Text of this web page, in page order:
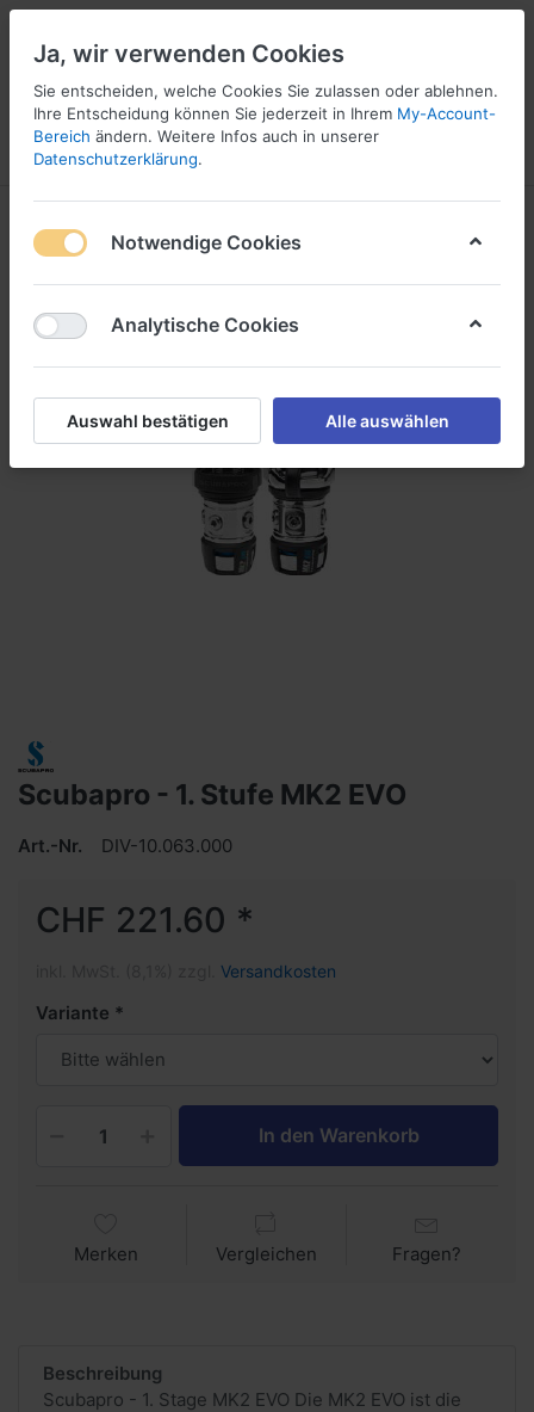
Menü Anmelden
16
Scubapro - 1. Stufe MK2 EVO
Art.-Nr. DIV-10.063.000
CHF 221.60 *
Versandkosten
Variante
In den Warenkorb
Merken Vergleichen Fragen?
Beschreibung
Scubapro - 1. Stage MK2 EVO Die MK2 EVO ist die
Ja, wir verwenden Cookies
Sie entscheiden, welche Cookies Sie zulassen oder ablehnen.
Ihre Entscheidung können Sie jederzeit in Ihrem My-Account-
Bereich ändern. Weitere Infos auch in unserer
Datenschutzerklärung.
Notwendige Cookies
Analytische Cookies
Auswahl bestätigen Alle auswählen